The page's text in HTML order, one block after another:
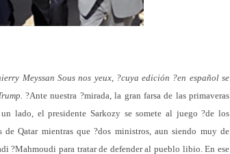
Meyssan Sous nos yeux, ?cuya edición ?en español se
?Ante nuestra ?mirada, la gran farsa de las primaveras
lado, el presidente Sarkozy se somete al juego ?de los
Qatar mientras que ?dos ministros, aun siendo muy de
?Mahmoudi para tratar de defender al pueblo libio. En ese